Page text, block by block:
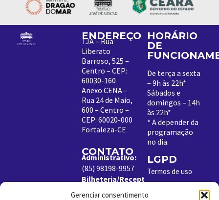
Gerenciar consentimento
ENDEREÇO
TJA – Rua
Liberato
Barroso, 525 –
Centro – CEP:
60030-160
Anexo CENA –
Rua 24 de Maio,
600 – Centro –
CEP: 60020-000
Fortaleza-CE
CONTATO
Administrativo:
(85) 98198-9957
Bilheteria/Receptivo:
(85) 99204-8843
HORÁRIO
DE
De terça a sexta
– 9h às 22h*
Sábados e
domingos – 14h
às 22h*
* A depender da
programação
no dia.
LGPD
Termos de uso